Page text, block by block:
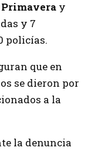
y
y 7
policías.
que en
se dieron por
a la
la denuncia